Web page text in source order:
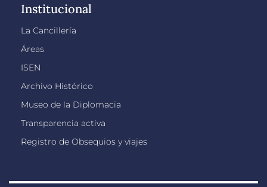
Institucional
La Cancillería
Áreas
ISEN
Archivo Histórico
Museo de la Diplomacia
Transparencia activa
Registro de Obsequios y viajes